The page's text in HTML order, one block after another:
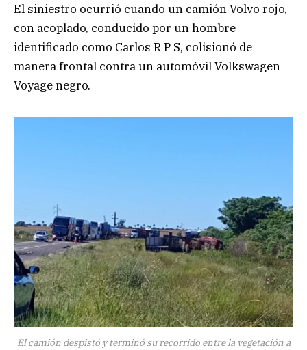
El siniestro ocurrió cuando un camión Volvo rojo,
con acoplado, conducido por un hombre
identificado como Carlos R P S, colisionó de
manera frontal contra un automóvil Volkswagen
Voyage negro.
El camión despistó y terminó su recorrido entre la vegetación a